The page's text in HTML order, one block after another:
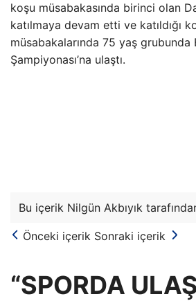
koşu müsabakasında birinci olan
katılmaya devam etti ve katıldığı
müsabakalarında 75 yaş grubunda
Şampiyonası’na ulaştı.
Bu içerik Nilgün Akbıyık
Önceki içerik Sonraki içerik
“SPORDA